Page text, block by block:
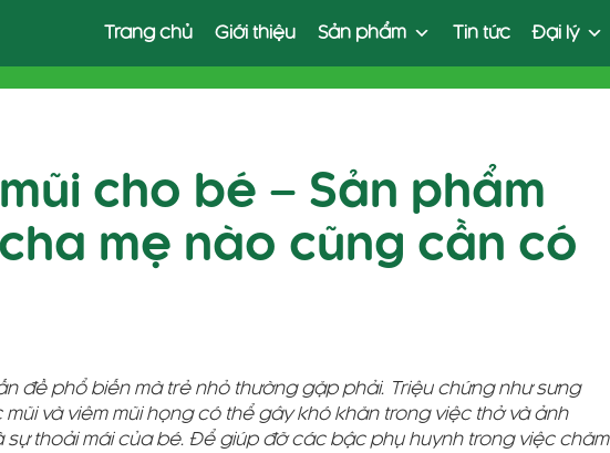
Trang chủ Giới thiệu Sản phẩm Tin tức Đại lý
cho bé – Sản phẩm
mẹ nào cũng cần có
đề phổ biến mà trẻ nhỏ thường gặp phải. Triệu chứng như sưng
mũi và viêm mũi họng có thể gây khó khăn trong việc thở và ảnh
sự thoải mái của bé. Để giúp đỡ các bậc phụ huynh trong việc chăm